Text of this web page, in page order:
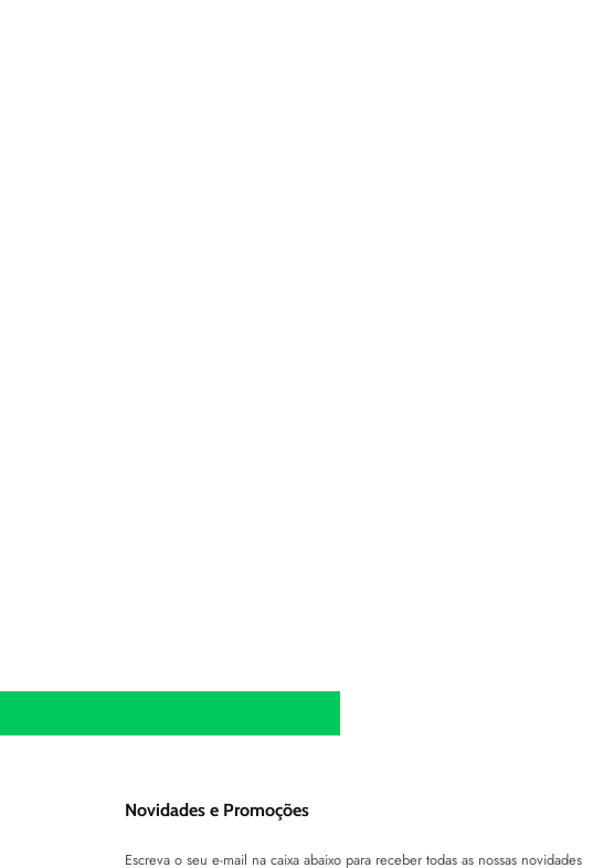
Novidades e Promoções
Escreva o seu e-mail na caixa abaixo para receber todas as nossas novidades